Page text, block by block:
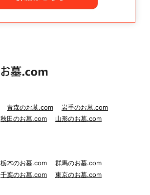
青森のお墓.com
岩手のお墓.com
秋田のお墓.com
山形のお墓.com
栃木のお墓.com
群馬のお墓.com
千葉のお墓.com
東京のお墓.com